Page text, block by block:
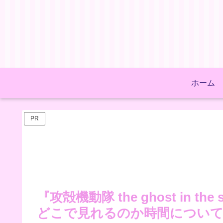
ホーム
PR
『攻殻機動隊 the ghost in the
どこで見れるのか時間につい